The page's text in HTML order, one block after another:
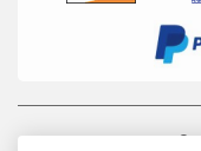
MP-ELEKTRONIKA SHOP©